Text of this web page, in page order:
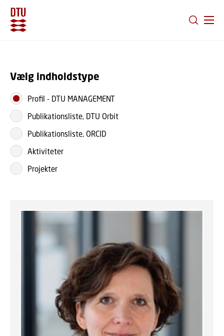
Vælg indholdstype
Profil - DTU MANAGEMENT
Publikationsliste, DTU Orbit
Publikationsliste, ORCID
Aktiviteter
Projekter